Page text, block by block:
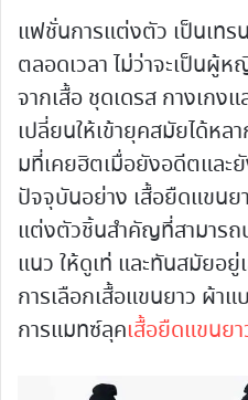
แฟชั่นการแต่งตัว เป็นเท
ตลอดเวลา ไม่ว่าจะเป็นผู้
จากเสื้อ ชุดเดรส กางเกง
เปลี่ยนให้เข้ายุคสมัยได้หล
มที่เคยฮิตเมื่อยังอดีตและ
ปัจจุบันอย่าง เสื้อยืดแขนย
แต่งตัวชิ้นสำคัญที่สามารถ
แนว ให้ดูเท่ และทันสมัยอยู่
การเลือกเสื้อแขนยาว ผ้าแ
การแมทซ์ลุคเสื้อยืดแขนยา